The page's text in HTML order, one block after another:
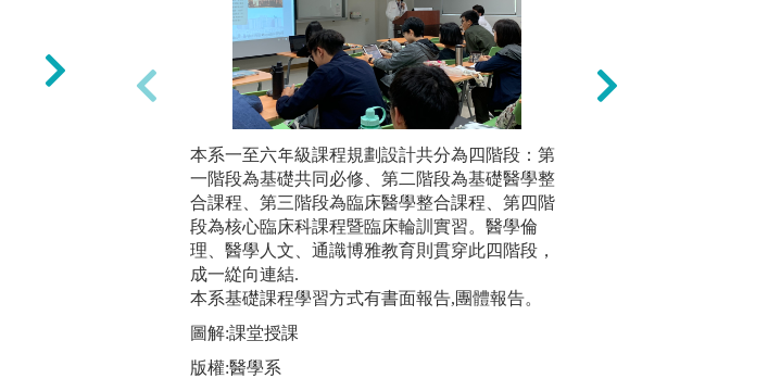
以問題為導向的學習(problem-base learning):以學
生為中心並利用臨床教案來引發學生討論，透過
老師進行問題的引導，培養學生思考、討論、批
判與問題解決能力。
圖解:PBL課程由老師進行教案引導
版權:中山醫學大學醫學系
本系一至六年級課程規劃設計共分為四階段：第
一階段為基礎共同必修、第二階段為基礎醫學整
合課程、第三階段為臨床醫學整合課程、第四階
段為核心臨床科課程暨臨床輪訓實習。醫學倫
理、醫學人文、通識博雅教育則貫穿此四階段，
成一緃向連結.
本系基礎課程學習方式有書面報告,團體報告。
圖解:課堂授課
版權:醫學系